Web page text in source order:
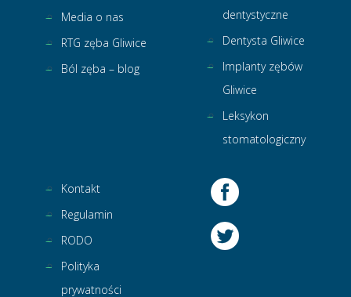
Media o nas
RTG zęba Gliwice
Ból zęba – blog
dentystyczne
Dentysta Gliwice
Implanty zębów
Gliwice
Leksykon
stomatologiczny
Kontakt
Regulamin
RODO
Polityka
prywatności